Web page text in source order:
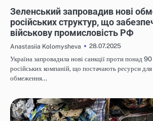
Зеленський запровадив нові
російських структур, що
військову промисловість РФ
Anastasiia Kolomysheva
28.07.2025
Україна запровадила нові санкції проти понад 90
російських компаній, що постачають ресурси
обмеження…